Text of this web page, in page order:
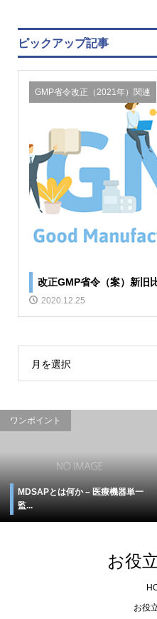
ピックアップ記事
GMP省令改正（2021年）関連
改正GMP省令（案）新旧
2020.12.25
月を選択
ワンポイント
MDSAPとは何か – 医療機器単一
監...
お役
お役